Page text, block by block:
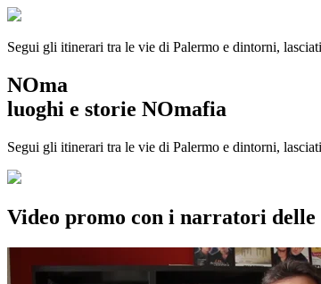
Segui gli itinerari tra le vie di Palermo e dintorni,
NOma
luoghi e storie NOmafia
Segui gli itinerari tra le vie di Palermo e dintorni,
Video promo con i narratori delle